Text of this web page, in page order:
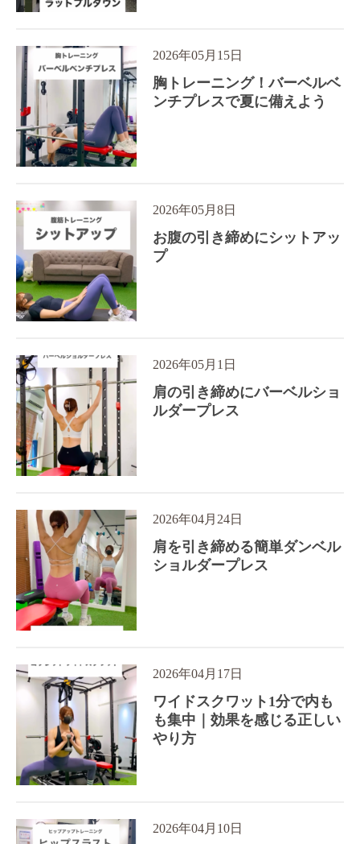
2026年05月15日
胸トレーニング！バーベルベ
ンチプレスで夏に備えよう
2026年05月8日
お腹の引き締めにシットアッ
プ
2026年05月1日
肩の引き締めにバーベルショ
ルダープレス
2026年04月24日
肩を引き締める簡単ダンベル
ショルダープレス
2026年04月17日
ワイドスクワット1分で内も
も集中｜効果を感じる正しい
やり方
2026年04月10日